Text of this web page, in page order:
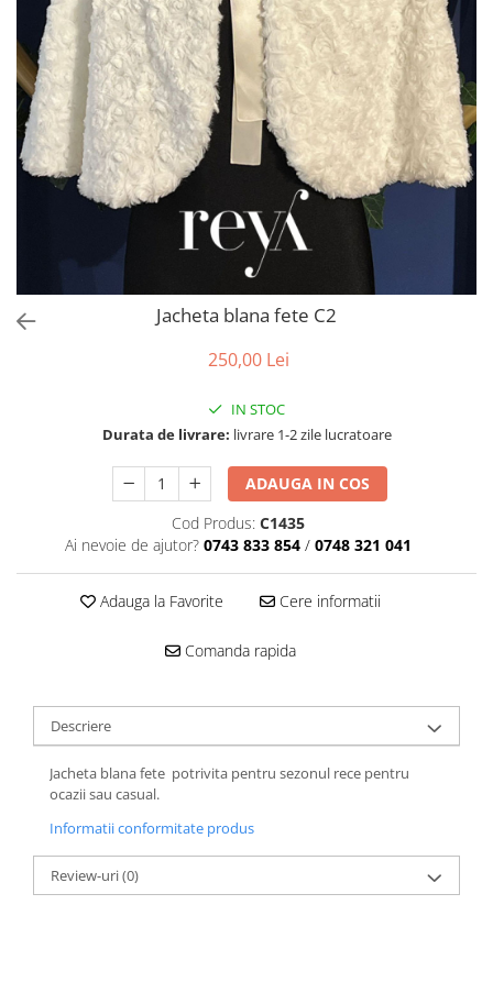
Jacheta blana fete C2
250,00 Lei
IN STOC
Durata de livrare: livrare 1-2 zile lucratoare
ADAUGA IN COS
Cod Produs: C1435
Ai nevoie de ajutor? 0743 833 854 / 0748 321 041
Adauga la Favorite Cere informatii
Comanda rapida
Descriere
Jacheta blana fete potrivita pentru sezonul rece pentru
ocazii sau casual.
Informatii conformitate produs
Review-uri(0)